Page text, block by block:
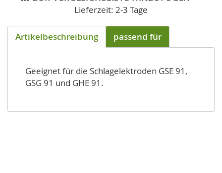
Lieferzeit: 2-3 Tage
Artikelbeschreibung passend für
Geeignet für die Schlagelektroden GSE 91,
GSG 91 und GHE 91.